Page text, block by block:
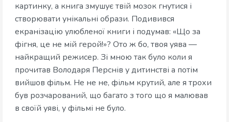
картинку, а книга змушує твій мозок гнутися і
створювати унікальні образи. Подивився
екранізацію улюбленої книги і подумав: «Що за
фігня, це не мій герой!»? Ото ж бо, твоя уява —
найкращий режисер. Зі мною так було коли я
прочитав Володаря Перснів у дитинстві а потім
вийшов фільм. Не не не, фільм крутий, але я трохи
був розчарований, що багато з того що я малював
в своїй уяві, у фільмі не було.